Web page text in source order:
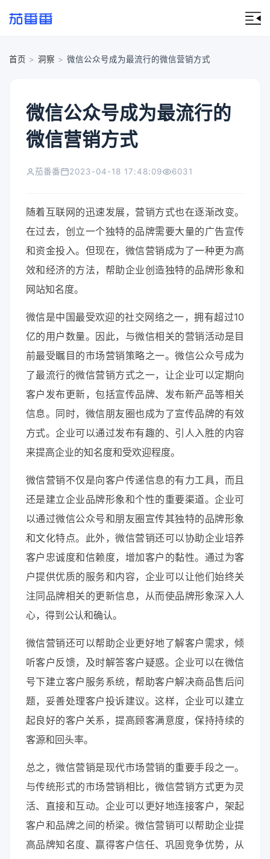
首页 > 洞察 > 微信公众号成为最流行的微信营销方式
微信公众号成为最流行的
微信营销方式
茄番番 2023-04-18 17:48:09 6031
随着互联网的迅速发展，营销方式也在逐渐改变。
在过去，创立一个独特的品牌需要大量的广告宣传
和资金投入。但现在，微信营销成为了一种更为高
效和经济的方法，帮助企业创造独特的品牌形象和
网站知名度。
微信是中国最受欢迎的社交网络之一，拥有超过10
亿的用户数量。因此，与微信相关的营销活动是目
前最受瞩目的市场营销策略之一。微信公众号成为
了最流行的微信营销方式之一，让企业可以定期向
客户发布更新，包括宣传品牌、发布新产品等相关
信息。同时，微信朋友圈也成为了宣传品牌的有效
方式。企业可以通过发布有趣的、引人入胜的内容
来提高企业的知名度和受欢迎程度。
微信营销不仅是向客户传递信息的有力工具，而且
还是建立企业品牌形象和个性的重要渠道。企业可
以通过微信公众号和朋友圈宣传其独特的品牌形象
和文化特点。此外，微信营销还可以协助企业培养
客户忠诚度和信赖度，增加客户的黏性。通过为客
户提供优质的服务和内容，企业可以让他们始终关
注同品牌相关的更新信息，从而使品牌形象深入人
心，得到公认和确认。
微信营销还可以帮助企业更好地了解客户需求，倾
听客户反馈，及时解答客户疑惑。企业可以在微信
号下建立客户服务系统，帮助客户解决商品售后问
题，妥善处理客户投诉建议。这样，企业可以建立
起良好的客户关系，提高顾客满意度，保持持续的
客源和回头率。
总之，微信营销是现代市场营销的重要手段之一。
与传统形式的市场营销相比，微信营销方式更为灵
活、直接和互动。企业可以更好地连接客户，架起
客户和品牌之间的桥梁。微信营销可以帮助企业提
高品牌知名度、赢得客户信任、巩固竞争优势，从